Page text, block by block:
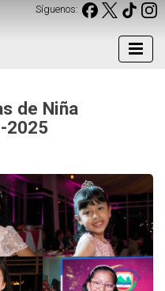
Síguenos:
de Niña
2025